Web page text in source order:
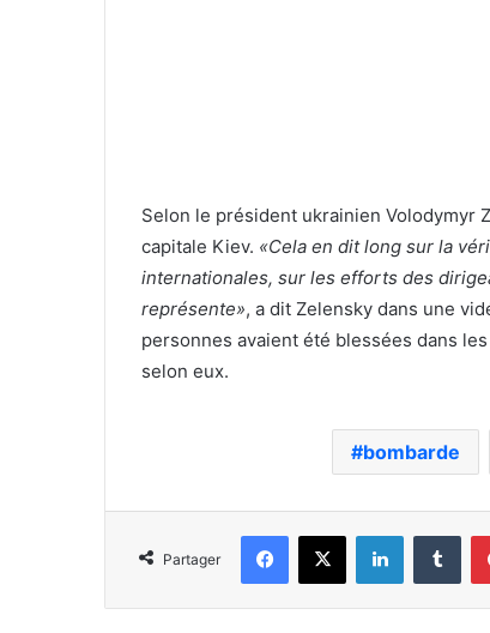
Selon le président ukrainien Volodymyr
capitale Kiev. «Cela en dit long sur la
internationales, sur les efforts des
représente», a dit Zelensky dans une
personnes avaient été blessées dans
selon eux.
bombarde
Partager
Facebook
X Linkedin